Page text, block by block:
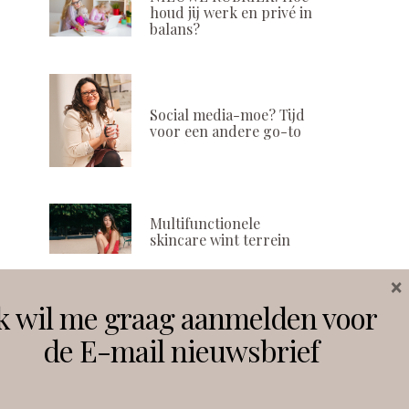
houd jij werk en privé in
balans?
Social media-moe? Tijd
voor een andere go-to
Multifunctionele
skincare wint terrein
Volg ons
wil me graag aanmelden voor
de E-mail nieuwsbrief
×